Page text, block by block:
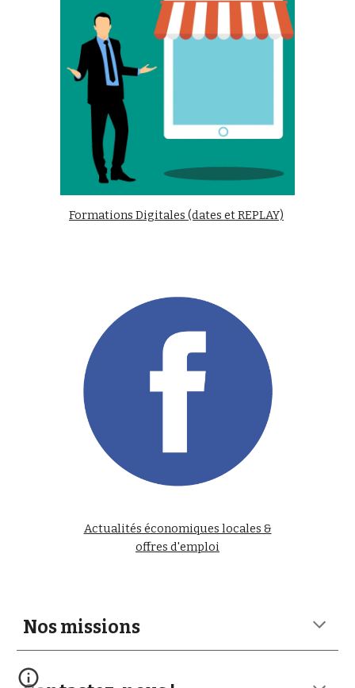
Formations Digitales (dates et REPLAY)
Actualités économiques locales &
offres d'emploi
Nos missions